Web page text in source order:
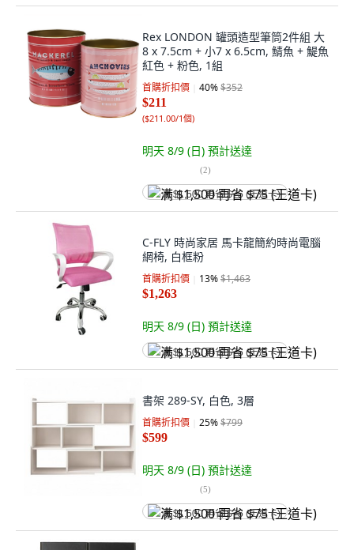
Rex LONDON 罐頭造型筆筒2件組 大
8 x 7.5cm + 小7 x 6.5cm, 鯖魚 + 鯷魚
紅色 + 粉色, 1組
首購折扣價 40%$352
$211
($211.00/1個)
明天 8/9 (日) 預計送達
(2)
满 $1,500 再省 $75 (王道卡)
C-FLY 時尚家居 馬卡龍簡約時尚電腦
網椅, 白框粉
首購折扣價 13%$1,463
$1,263
明天 8/9 (日) 預計送達
满 $1,500 再省 $75 (王道卡)
書架 289-SY, 白色, 3層
首購折扣價 25%$799
$599
明天 8/9 (日) 預計送達
(5)
满 $1,500 再省 $75 (王道卡)